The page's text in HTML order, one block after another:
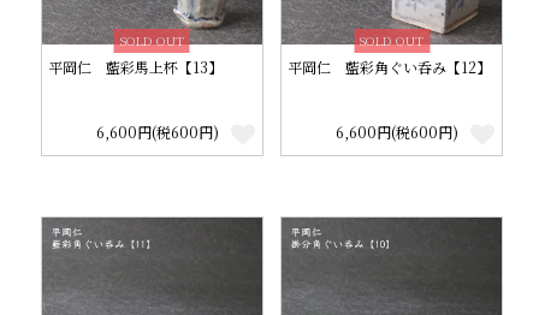
SOLD OUT
平岡仁 藍彩馬上杯【13】
6,600円(税600円)
SOLD OUT
平岡仁 藍彩角ぐい呑み【12】
6,600円(税600円)